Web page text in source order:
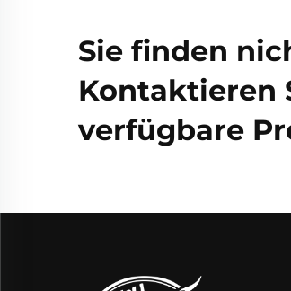
Sie finden
Kontaktieren
verfügbare